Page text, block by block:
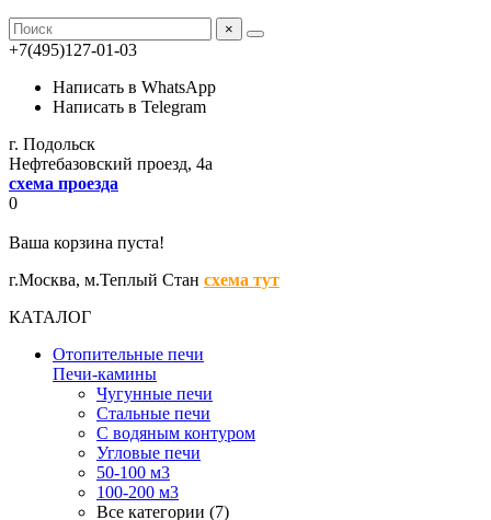
×
+7(495)127-01-03
Написать в WhatsApp
Написать в Telegram
г. Подольск
Нефтебазовский проезд, 4а
схема проезда
0
Ваша корзина пуста!
г.Москва, м.Теплый Стан схема тут
КАТАЛОГ
Отопительные печи
Печи-камины
Чугунные печи
Стальные печи
С водяным контуром
Угловые печи
50-100 м3
100-200 м3
Все категории (7)